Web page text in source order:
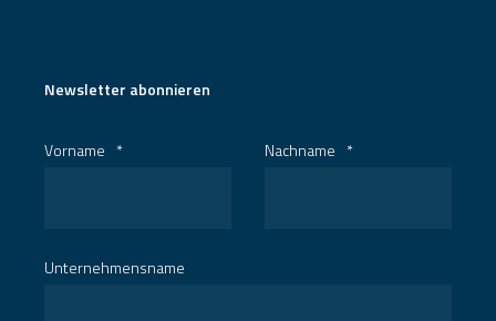
Newsletter abonnieren
Vorname * Nachname *
Unternehmensname